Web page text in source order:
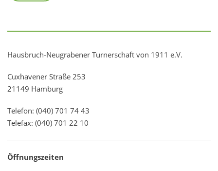
Hausbruch-Neugrabener Turnerschaft von 1911 e.V.
Cuxhavener Straße 253
21149 Hamburg
Telefon: (040) 701 74 43
Telefax: (040) 701 22 10
Öffnungszeiten